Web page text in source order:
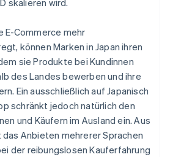
skalieren wird.
E-Commerce mehr
können Marken in Japan ihren
sie Produkte bei Kundinnen
des Landes bewerben und ihre
Ein ausschließlich auf Japanisch
schränkt jedoch natürlich den
und Käufern im Ausland ein. Aus
Anbieten mehrerer Sprachen
der reibungslosen Kauferfahrung